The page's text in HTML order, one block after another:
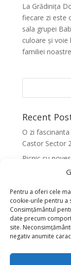
Pentru a oferi cele
cookie-urile pentru a
Consimțământul
date precum
site.
negativ anumite
La Grădinița
fiecare zi este
sala grupei
culoare și voie
familiei
Recent
O zi
Castor Sector
Picnic cu
Castor Sector
Bucuresti
Activitati
armonioasa a
Bucuresti